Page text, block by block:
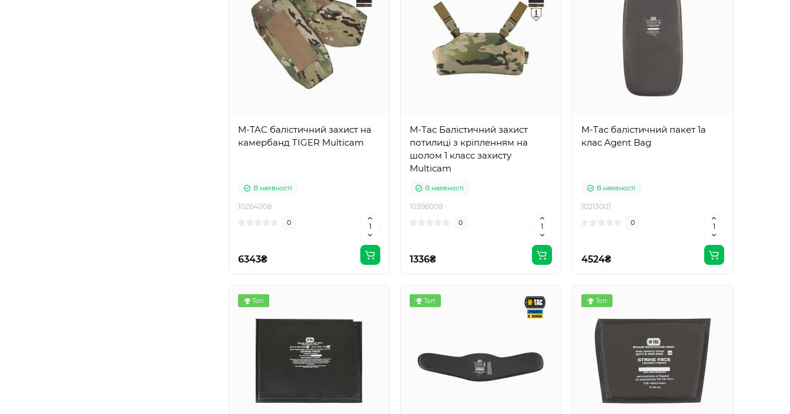
M-TAC балістичний захист на
камербанд TIGER Multicam
В наявності
10264008
0
6343₴
M-Tac Балістичний захист
потилиці з кріпленням на
шолом 1 класс захисту
Multicam
В наявності
10396008
0
1336₴
M-Tac балістичний пакет 1а
клас Agent Bag
В наявності
10213001
0
4524₴
Топ Топ Топ